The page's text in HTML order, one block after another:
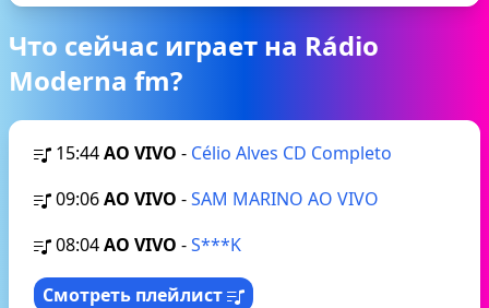
Что сейчас играет на Rádio
Moderna fm?
15:44AO VIVO - Célio Alves CD Completo
09:06AO VIVO -SAM MARINO AO VIVO
08:04AO VIVO -S***K
Смотреть плейлист